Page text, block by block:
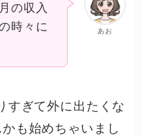
あお
の収入
時々に
すぎて外に出たくな
も始めちゃいまし